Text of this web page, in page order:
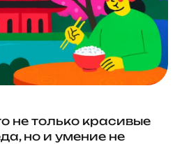
не только красивые
но и умение не